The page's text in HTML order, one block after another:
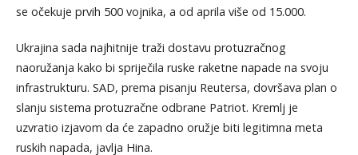
se očekuje prvih 500 vojnika, a od aprila više od 15.000.
Ukrajina sada najhitnije traži dostavu protuzračnog
naoružanja kako bi spriječila ruske raketne napade na svoju
infrastrukturu. SAD, prema pisanju Reutersa, dovršava plan o
slanju sistema protuzračne odbrane Patriot. Kremlj je
uzvratio izjavom da će zapadno oružje biti legitimna meta
ruskih napada, javlja Hina.